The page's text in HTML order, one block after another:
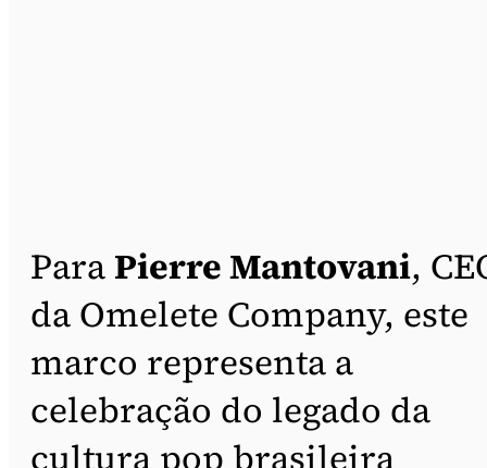
Para Pierre Mantovani,
da Omelete Company, este
marco representa a
celebração do legado da
cultura pop brasileira